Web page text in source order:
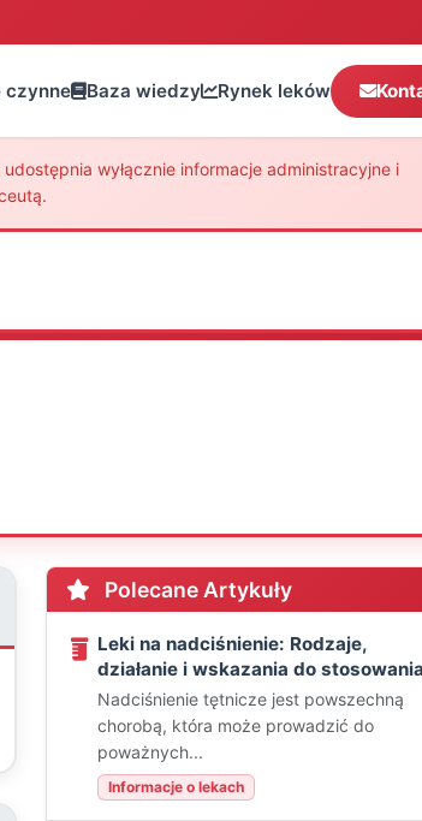
czynne Baza wiedzy Rynek leków
wyłącznie informacje administracyjne i
Polecane Artykuły
Leki na nadciśnienie: Rodzaje,
działanie i wskazania do stosowania
Nadciśnienie tętnicze jest powszechną
chorobą, która może prowadzić do
poważnych...
Informacje o lekach